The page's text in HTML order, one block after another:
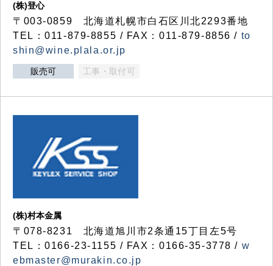
(株)登心
〒003-0859 北海道札幌市白石区川北2293番地
TEL：011-879-8855 / FAX：011-879-8856 / to
shin@wine.plala.or.jp
販売可 工事・取付可
(株)村本金属
〒078-8231 北海道旭川市2条通15丁目左5号
TEL：0166-23-1155 / FAX：0166-35-3778 / w
ebmaster@murakin.co.jp